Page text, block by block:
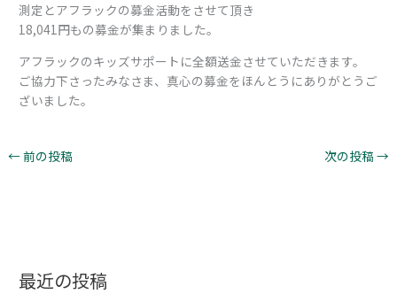
測定とアフラックの募金活動をさせて頂き
18,041円もの募金が集まりました。
アフラックのキッズサポートに全額送金させていただきます。
ご協力下さったみなさま、真心の募金をほんとうにありがとうご
ざいました。
←前の投稿 次の投稿 →
最近の投稿